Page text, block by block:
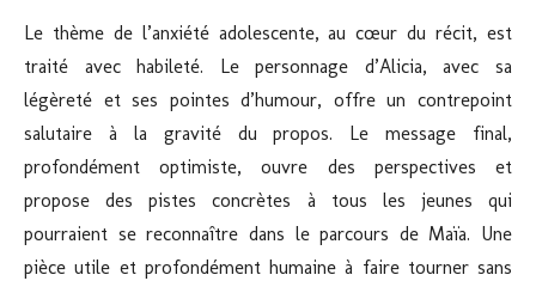
Le thème de l’anxiété adolescente, au cœur du récit, est
traité avec habileté. Le personnage d’Alicia, avec sa
légèreté et ses pointes d’humour, offre un contrepoint
salutaire à la gravité du propos. Le message final,
profondément optimiste, ouvre des perspectives et
propose des pistes concrètes à tous les jeunes qui
pourraient se reconnaître dans le parcours de Maïa. Une
pièce utile et profondément humaine à faire tourner sans